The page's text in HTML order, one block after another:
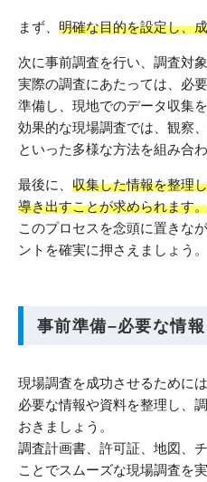
まず、 明確な目的を設定し、
次に事前調査を行い、調査対
実際の調査にあたっては、必
準備し、現地でのデータ収集
効果的な現場調査では、観察
といった多様な方法を組み合
最後に、 収集した情報を整理
導き出すことが求められます。
このプロセスを念頭に置きな
ントを確実に押さえましょう。
事前準備–必要な情
現場調査を成功させるためには
必要な情報や資料を整理し、
おきましょう。
調査計画書、許可証、地図、
ことでスムーズな現場調査を